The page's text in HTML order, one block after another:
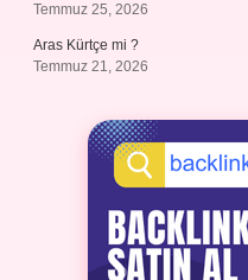
Temmuz 25, 2026
Aras Kürtçe mi ?
Temmuz 21, 2026